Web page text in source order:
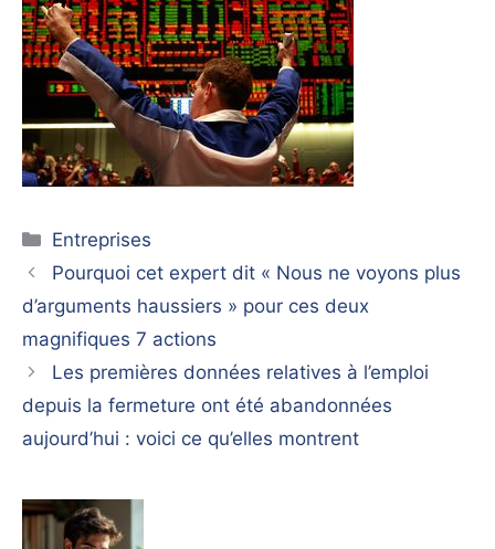
Catégories
Entreprises
Pourquoi cet expert dit « Nous ne voyons plus
d’arguments haussiers » pour ces deux
magnifiques 7 actions
Les premières données relatives à l’emploi
depuis la fermeture ont été abandonnées
aujourd’hui : voici ce qu’elles montrent